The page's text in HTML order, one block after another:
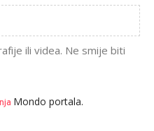
ili videa. Ne smije biti
Mondo portala.